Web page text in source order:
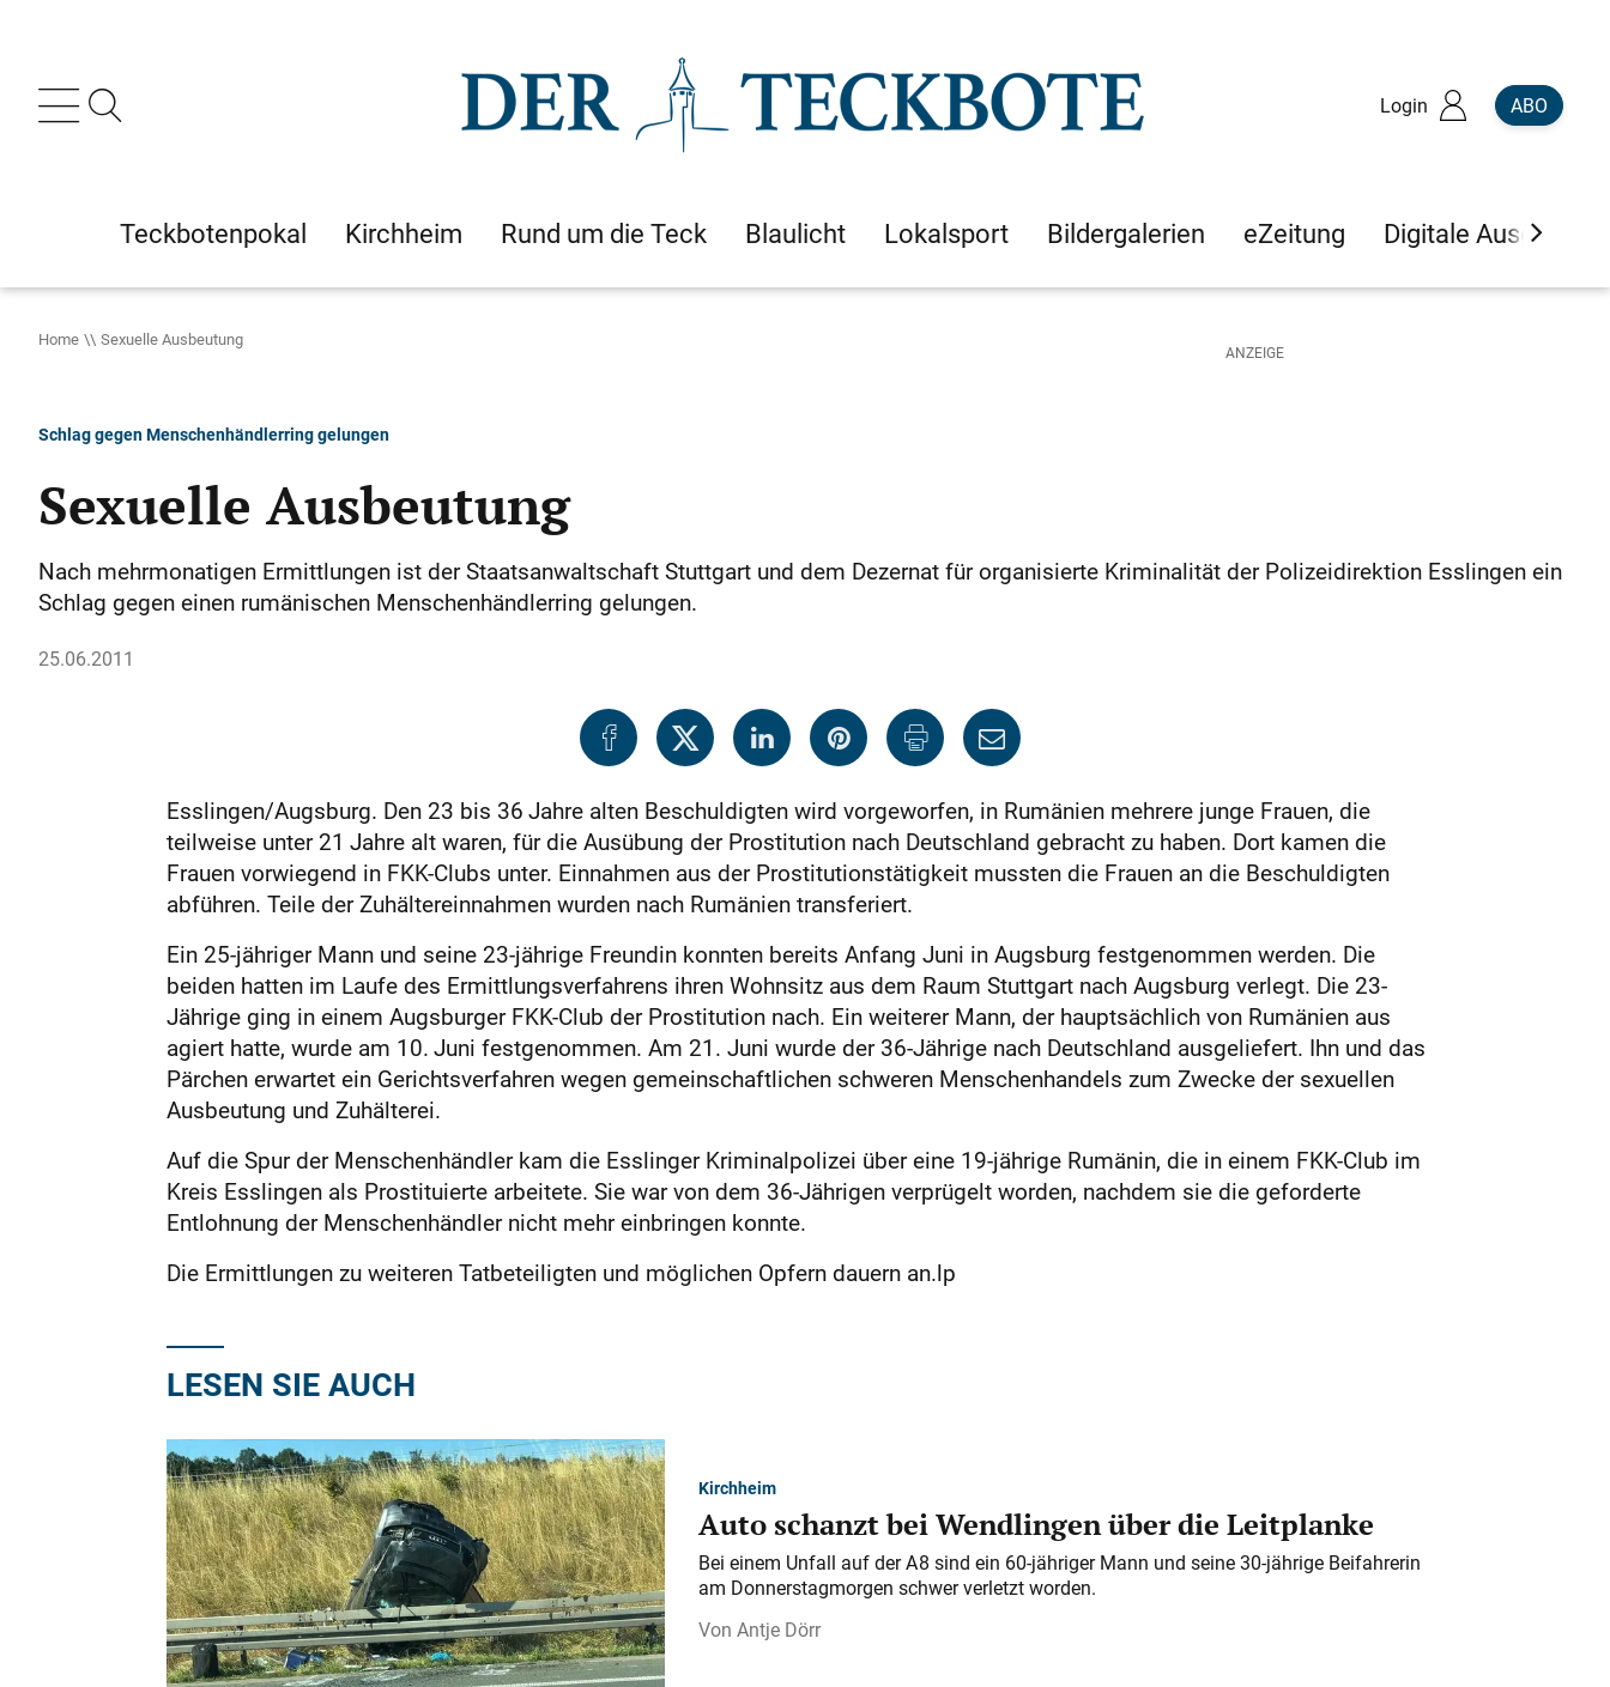
Login ABO
Teckbotenpokal Kirchheim Rund um die Teck Blaulicht Lokalsport Bildergalerien eZeitung Digitale Ausgaben
Home Sexuelle Ausbeutung
Schlag gegen Menschenhändlerring gelungen
Sexuelle Ausbeutung
Nach mehrmonatigen Ermittlungen ist der Staatsanwaltschaft Stuttgart und dem Dezernat für organisierte Kriminalität der Polizeidirektion Esslingen ein
Schlag gegen einen rumänischen Menschenhändlerring gelungen.
25.06.2011
Esslingen/Augsburg. Den 23 bis 36 Jahre alten Beschuldigten wird vorgeworfen, in Rumänien mehrere junge Frauen, die
teilweise unter 21 Jahre alt waren, für die Ausübung der Prostitution nach Deutschland gebracht zu haben. Dort kamen die
Frauen vorwiegend in FKK-Clubs unter. Einnahmen aus der Prostitutionstätigkeit mussten die Frauen an die Beschuldigten
abführen. Teile der Zuhältereinnahmen wurden nach Rumänien transferiert.
Ein 25-jähriger Mann und seine 23-jährige Freundin konnten bereits Anfang Juni in Augsburg festgenommen werden. Die
beiden hatten im Laufe des Ermittlungsverfahrens ihren Wohnsitz aus dem Raum Stuttgart nach Augsburg verlegt. Die 23-
Jährige ging in einem Augsburger FKK-Club der Prostitution nach. Ein weiterer Mann, der hauptsächlich von Rumänien aus
agiert hatte, wurde am 10. Juni festgenommen. Am 21. Juni wurde der 36-Jährige nach Deutschland ausgeliefert. Ihn und das
Pärchen erwartet ein Gerichtsverfahren wegen gemeinschaftlichen schweren Menschenhandels zum Zwecke der sexuellen
Ausbeutung und Zuhälterei.
Auf die Spur der Menschenhändler kam die Esslinger Kriminalpolizei über eine 19-jährige Rumänin, die in einem FKK-Club im
Kreis Esslingen als Prostituierte arbeitete. Sie war von dem 36-Jährigen verprügelt worden, nachdem sie die geforderte
Entlohnung der Menschenhändler nicht mehr einbringen konnte.
Die Ermittlungen zu weiteren Tatbeteiligten und möglichen Opfern dauern an.lp
LESEN SIE AUCH
Kirchheim
Auto schanzt bei Wendlingen über die Leitplanke
Bei einem Unfall auf der A 8 sind ein 60-jähriger Mann und seine 30-jährige Beifahrerin
am Donnerstagmorgen schwer verletzt worden.
Antje Dörr